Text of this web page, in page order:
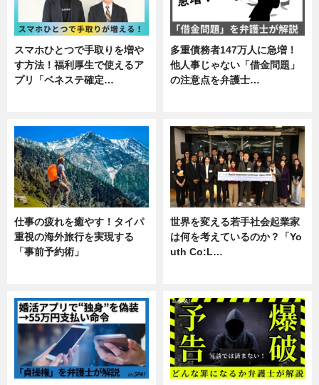
スマホひとつで手取りを増や
す方法！福利厚生で使えるア
プリ「ベネステ確定…
多重債務者147万人に急増！
他人事じゃない「借金問題」
の注意点を弁護士…
仕事の疲れを癒やす！タイパ
重視の海外旅行を実現する
「事前予約術」
世界を変える若手社会起業家
は何を考えているのか？「Yo
uth Co:L…